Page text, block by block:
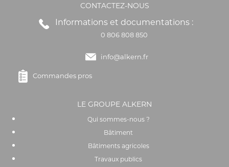
CONTACTEZ-NOUS
Informations et documentations :
0 806 808 850
info@alkern.fr
Commandes pros
LE GROUPE ALKERN
Qui sommes-nous ?
Bâtiment
Bâtiments agricoles
Travaux publics